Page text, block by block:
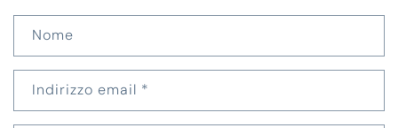
Nome
Indirizzo email *